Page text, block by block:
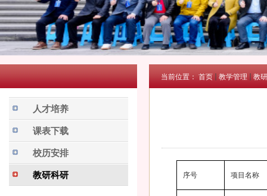
人才培养
课表下载
校历安排
教研科研
当前位置： 首页 教学管理 教
序号 项目名称